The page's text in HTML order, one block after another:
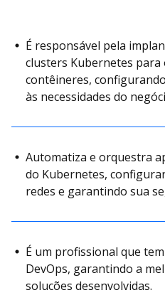
É responsável pela
clusters Kubernetes para
contêineres,
às necessidades do
Automatiza e orquestra
do Kubernetes,
redes e garantindo sua
É um profissional que
DevOps, garantindo a
soluções desenvolvidas.